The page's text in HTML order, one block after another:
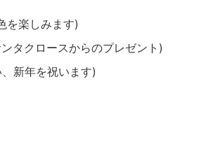
を楽しみます)
タクロースからのプレゼント)
新年を祝います)